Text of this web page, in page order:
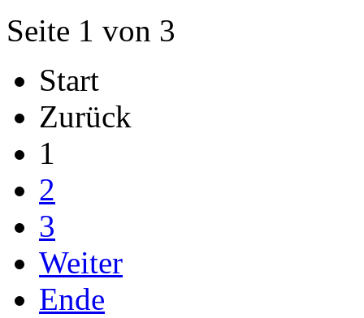
Seite 1 von 3
Start
Zurück
1
2
3
Weiter
Ende